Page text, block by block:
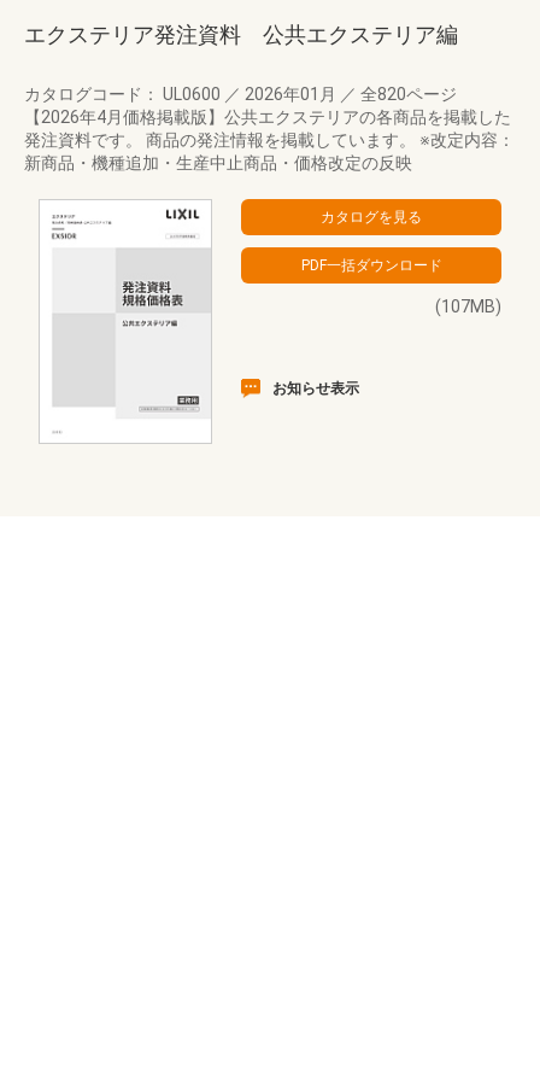
エクステリア発注資料 公共エクステリア編
カタログコード： UL0600 ／ 2026年01月 ／ 全820ページ
【2026年4月価格掲載版】公共エクステリアの各商品を掲載した
発注資料です。 商品の発注情報を掲載しています。 ※改定内容：
新商品・機種追加・生産中止商品・価格改定の反映
(107MB)
お知らせ表示